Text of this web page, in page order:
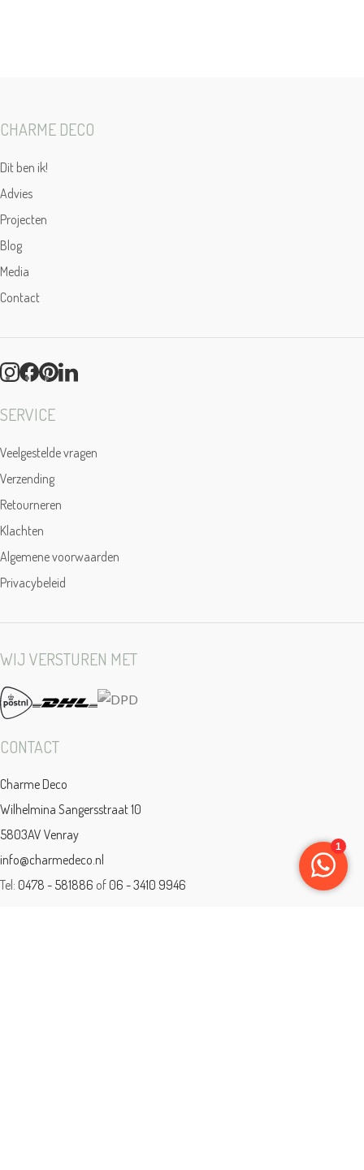
CHARME DECO
Dit ben ik!
Advies
Projecten
Blog
Media
Contact
SERVICE
Veelgestelde vragen
Verzending
Retourneren
Klachten
Algemene voorwaarden
Privacybeleid
WIJ VERSTUREN MET
CONTACT
Charme Deco
Wilhelmina Sangersstraat 10
5803AV Venray
info@charmedeco.nl
Tel: 0478 - 581886 of 06 - 3410 9946